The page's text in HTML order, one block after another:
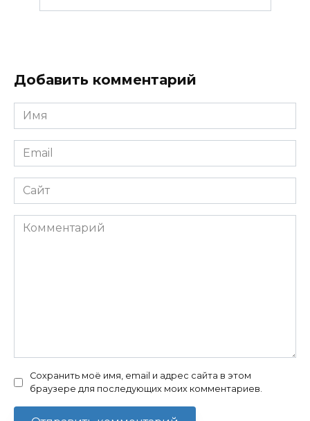
Добавить комментарий
Имя
*
Email
*
Сайт
Комментарий
Сохранить моё имя, email и адрес сайта в этом
браузере для последующих моих комментариев.